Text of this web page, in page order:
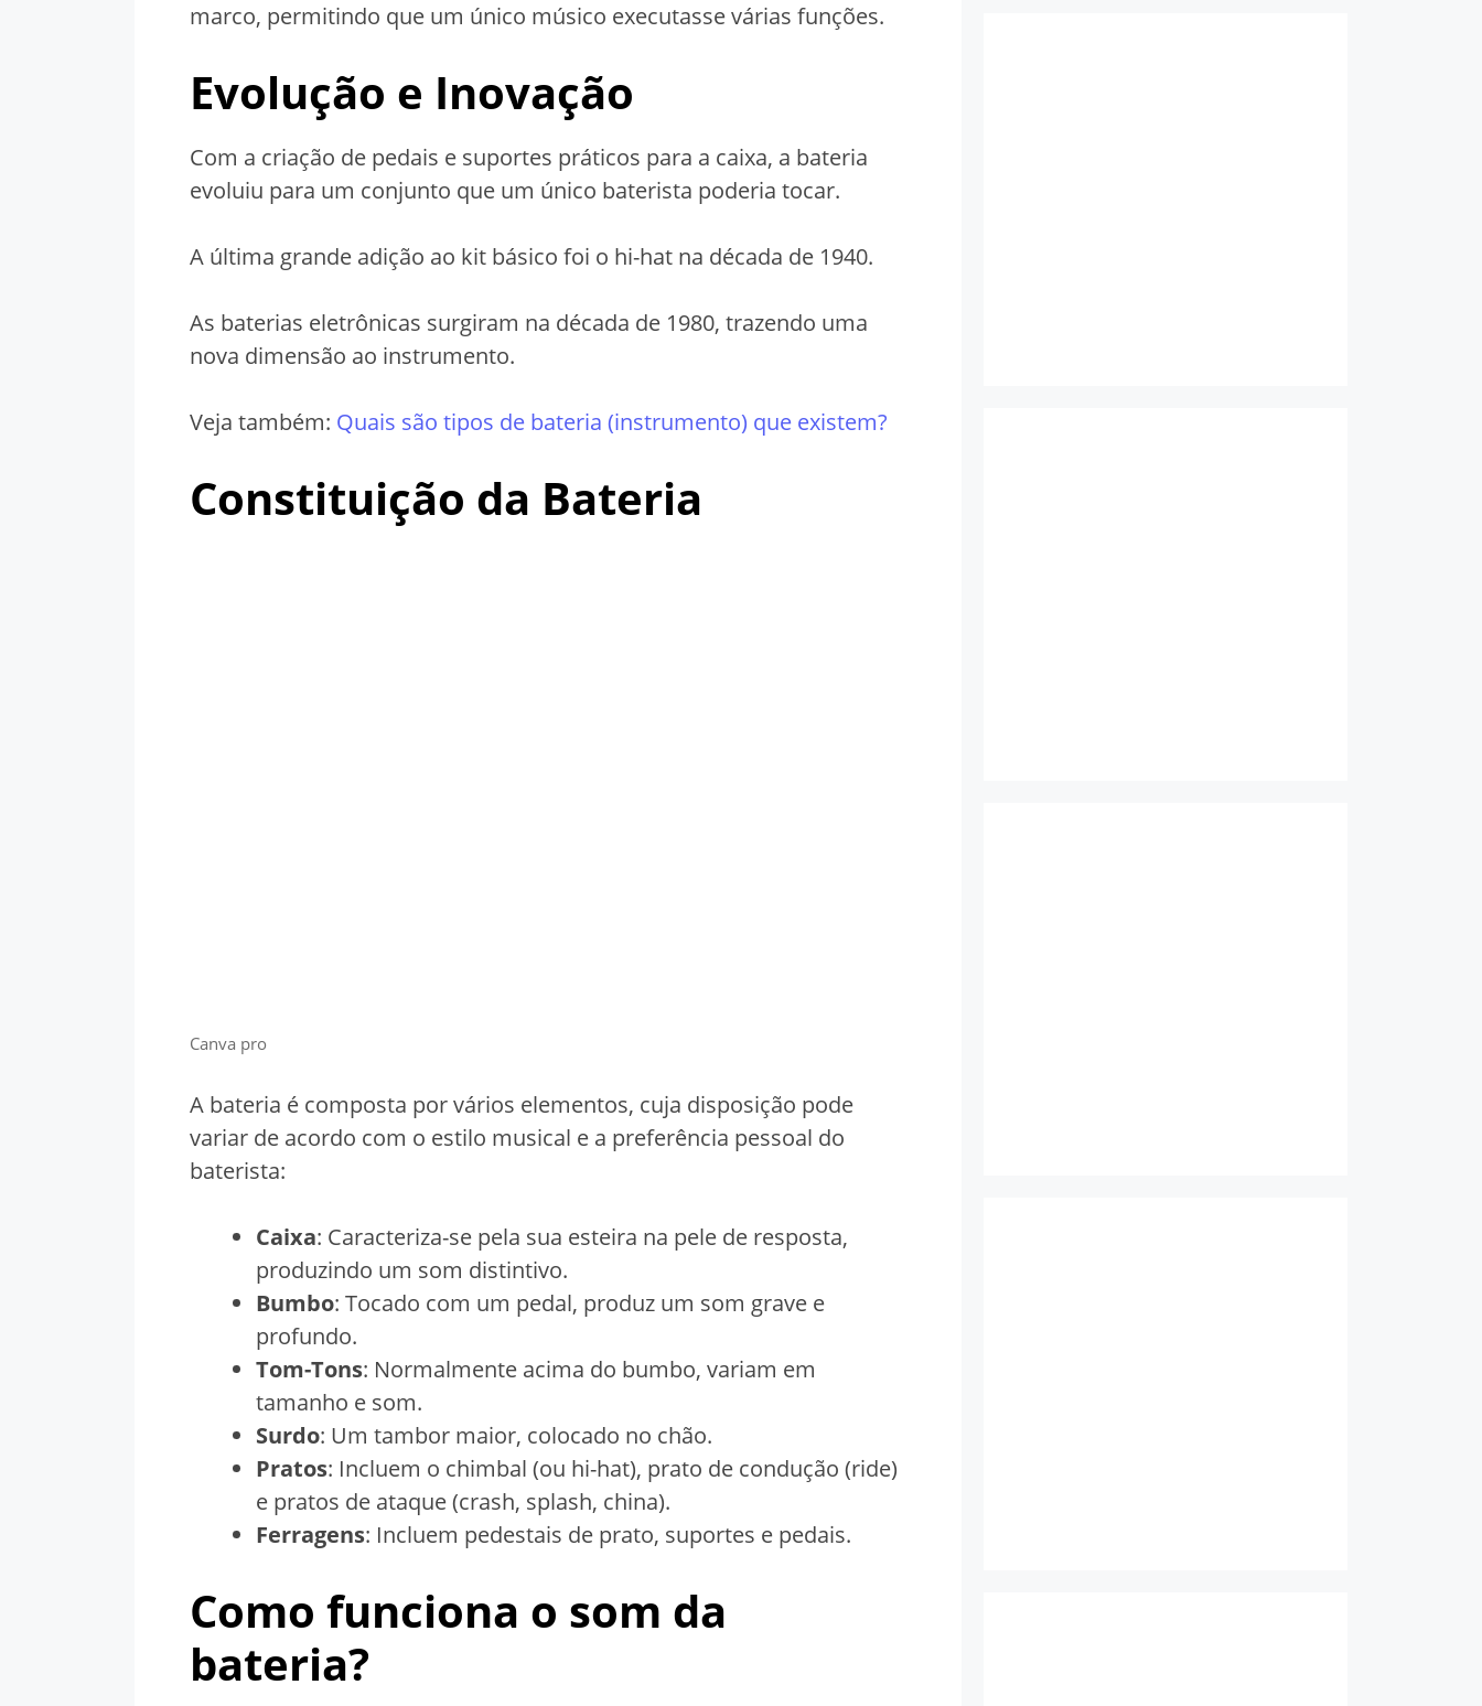
marco, permitindo que um único músico executasse várias funções.
Evolução e Inovação
Com a criação de pedais e suportes práticos para a caixa, a bateria
evoluiu para um conjunto que um único baterista poderia tocar.
A última grande adição ao kit básico foi o hi-hat na década de 1940.
As baterias eletrônicas surgiram na década de 1980, trazendo uma
nova dimensão ao instrumento.
Veja também: Quais são tipos de bateria (instrumento) que existem?
Constituição da Bateria
Canva pro
A bateria é composta por vários elementos, cuja disposição pode
variar de acordo com o estilo musical e a preferência pessoal do
baterista:
Caixa: Caracteriza-se pela sua esteira na pele de resposta,
produzindo um som distintivo.
Bumbo: Tocado com um pedal, produz um som grave e
profundo.
Tom-Tons: Normalmente acima do bumbo, variam em
tamanho e som.
Surdo: Um tambor maior, colocado no chão.
Pratos: Incluem o chimbal (ou hi-hat), prato de condução (ride)
e pratos de ataque (crash, splash, china).
Ferragens: Incluem pedestais de prato, suportes e pedais.
Como funciona o som da
bateria?